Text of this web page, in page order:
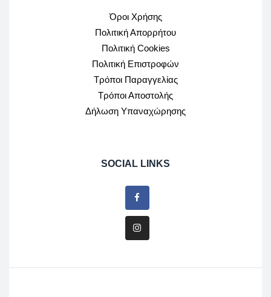
Όροι Χρήσης
Πολιτική Απορρήτου
Πολιτική Cookies
Πολιτική Επιστροφών
Τρόποι Παραγγελίας
Τρόποι Αποστολής
Δήλωση Υπαναχώρησης
SOCIAL LINKS